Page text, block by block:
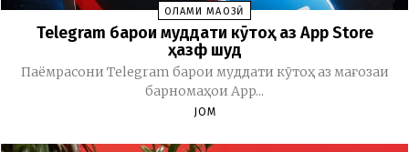
ОЛАМИ МАҶОЗӢ
Telegram барои муддати кӯтоҳ аз App Store
ҳазф шуд
Паёмрасони Telegram барои муддати кӯтоҳ аз мағозаи
барномаҳои App...
JOM